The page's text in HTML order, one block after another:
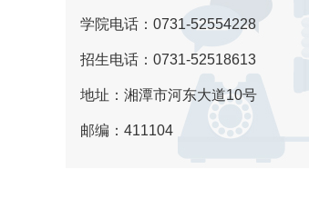
学院电话：0731-52554228
招生电话：0731-52518613
地址：湘潭市河东大道10号
邮编：411104